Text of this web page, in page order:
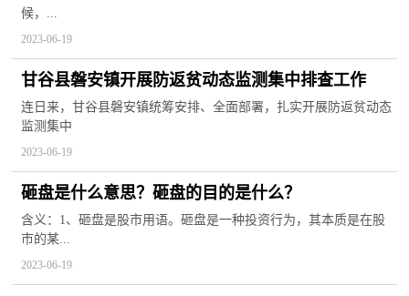
候，...
2023-06-19
甘谷县磐安镇开展防返贫动态监测集中排查工作
连日来，甘谷县磐安镇统筹安排、全面部署，扎实开展防返贫动态
监测集中
2023-06-19
砸盘是什么意思？砸盘的目的是什么？
含义：1、砸盘是股市用语。砸盘是一种投资行为，其本质是在股
市的某...
2023-06-19